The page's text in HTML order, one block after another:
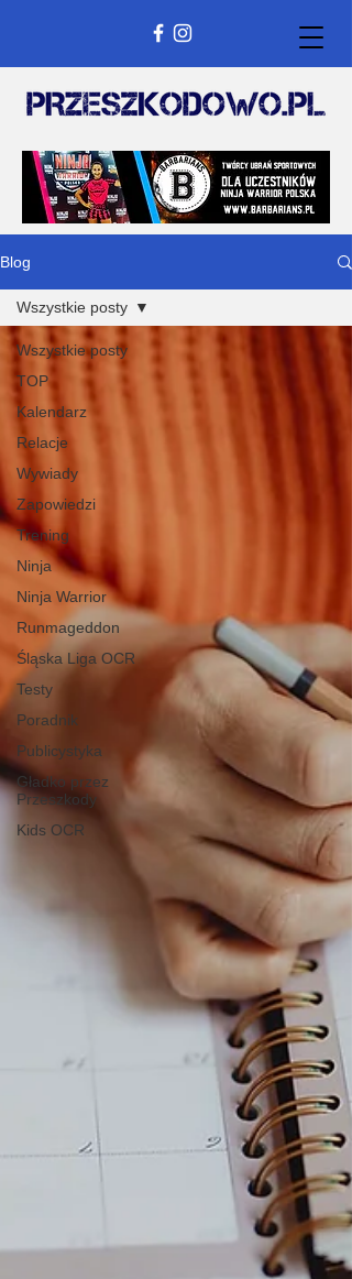
Blog
Wszystkie posty
TOP
Kalendarz
Relacje
Wywiady
Zapowiedzi
Trening
Ninja
Ninja Warrior
Runmageddon
Śląska Liga OCR
Testy
Poradnik
Publicystyka
Gładko przez
Przeszkody
Kids OCR
Wszystkie posty